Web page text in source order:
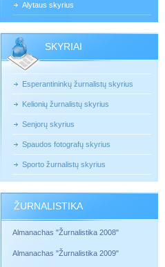
Alytaus skyrius
SKYRIAI
Esperantininkų žurnalistų skyrius
Kelionių žurnalistų skyrius
Senjorų skyrius
Spaudos fotografų skyrius
Sporto žurnalistų skyrius
ŽURNALISTIKA
Almanachas "Žurnalistika 2008"
Almanachas "Žurnalistika 2009"